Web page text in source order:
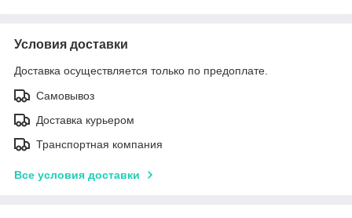
Условия доставки
Доставка осуществляется только по предоплате.
Самовывоз
Доставка курьером
Транспортная компания
Все условия доставки